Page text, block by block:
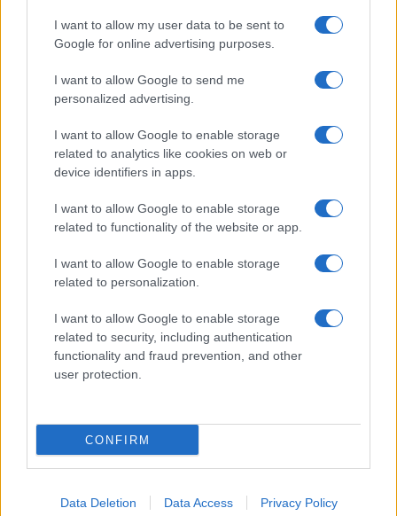
I want to allow my user data to be sent to
Google for online advertising purposes.
I want to allow Google to send me
personalized advertising.
I want to allow Google to enable storage
related to analytics like cookies on web or
device identifiers in apps.
I want to allow Google to enable storage
related to functionality of the website or app.
I want to allow Google to enable storage
related to personalization.
I want to allow Google to enable storage
related to security, including authentication
functionality and fraud prevention, and other
user protection.
CONFIRM
Data Deletion Data Access Privacy Policy